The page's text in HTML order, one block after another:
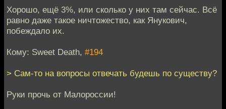
Хорошо, ещё 3%, или сколько у них там сейчас. Всё
равно даже такое ничтожество, как Янукович,
побеждало их.
Кому: Sweet Death, #194
> Сам-то на вопросы отвечать будешь по существу?
Руки прочь от Малороссии!